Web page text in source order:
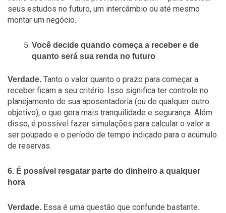
seus estudos no futuro, um intercâmbio ou até mesmo
montar um negócio.
Você decide quando começa a receber e de
quanto será sua renda no futuro
Verdade. Tanto o valor quanto o prazo para começar a
receber ficam a seu critério. Isso significa ter controle no
planejamento de sua aposentadoria (ou de qualquer outro
objetivo), o que gera mais tranquilidade e segurança. Além
disso, é possível fazer simulações para calcular o valor a
ser poupado e o período de tempo indicado para o acúmulo
de reservas.
6. É possível resgatar parte do dinheiro a qualquer
hora
Verdade. Essa é uma questão que confunde bastante.